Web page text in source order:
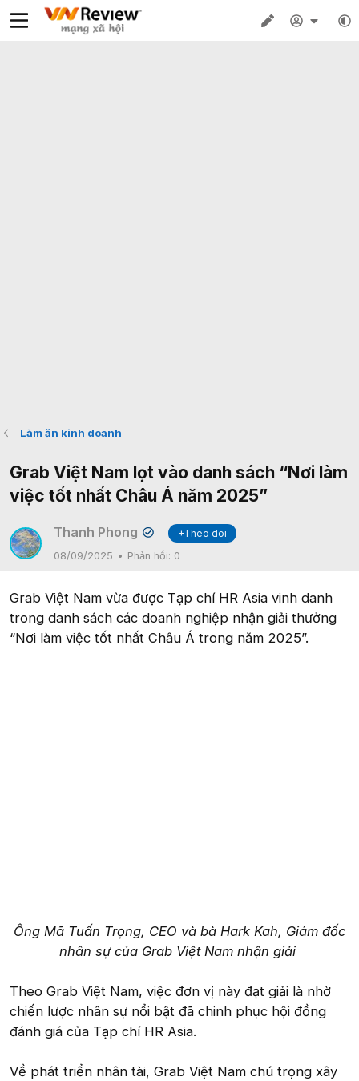
Làm ăn kinh doanh
Grab Việt Nam lọt vào danh sách “Nơi làm
việc tốt nhất Châu Á năm 2025”
Thanh Phong ✔
+Theo dõi
08/09/2025
Phản hồi: 0
Grab Việt Nam vừa được Tạp chí HR Asia vinh danh
trong danh sách các doanh nghiệp nhận giải thưởng
“Nơi làm việc tốt nhất Châu Á trong năm 2025”.
Ông Mã Tuấn Trọng, CEO và bà Hark Kah, Giám đốc
nhân sự của Grab Việt Nam nhận giải
Theo Grab Việt Nam, việc đơn vị này đạt giải là nhờ
chiến lược nhân sự nổi bật đã chinh phục hội đồng
đánh giá của Tạp chí HR Asia.
Về phát triển nhân tài, Grab Việt Nam chú trọng xây